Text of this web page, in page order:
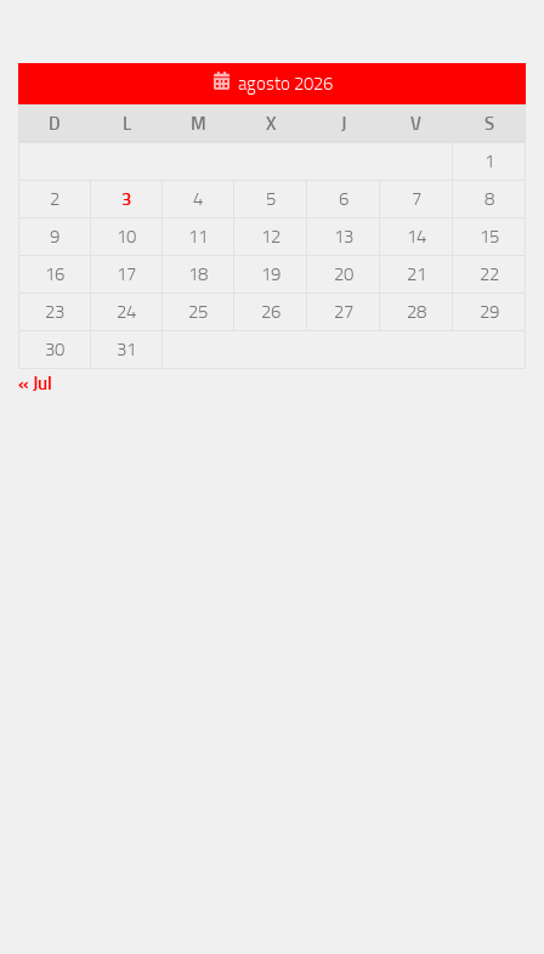
agosto 2026
D
L M X J V
S
1
2
3 4 5 6 7
8
9
10 11 12 13 14
15
16
17 18 19 20 21
22
23
24 25 26 27 28
29
30
31
« Jul